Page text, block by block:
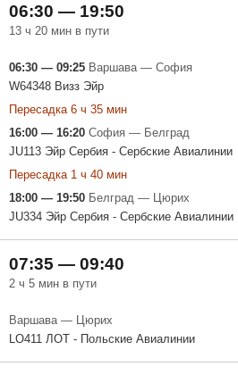
06:30 — 19:50
13 ч 20 мин в пути
06:30 — 09:25 Варшава — София
W64348 Визз Эйр
Пересадка 6 ч 35 мин
16:00 — 16:20 София — Белград
JU113 Эйр Сербия - Сербские Авиалинии
Пересадка 1 ч 40 мин
18:00 — 19:50 Белград — Цюрих
JU334 Эйр Сербия - Сербские Авиалинии
07:35 — 09:40
2 ч 5 мин в пути
Варшава — Цюрих
LO411 ЛОТ - Польские Авиалинии